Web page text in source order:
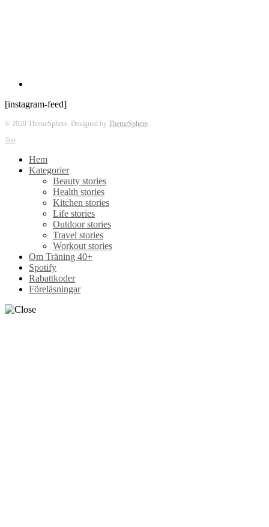
[instagram-feed]
© 2020 ThemeSphere. Designed by ThemeSphere
Top
Hem
Kategorier
Beauty stories
Health stories
Kitchen stories
Life stories
Outdoor stories
Travel stories
Workout stories
Om Träning 40+
Spotify
Rabattkoder
Föreläsningar